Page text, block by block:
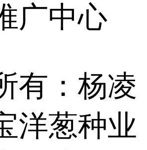
广中心
有：杨凌
洋葱种业